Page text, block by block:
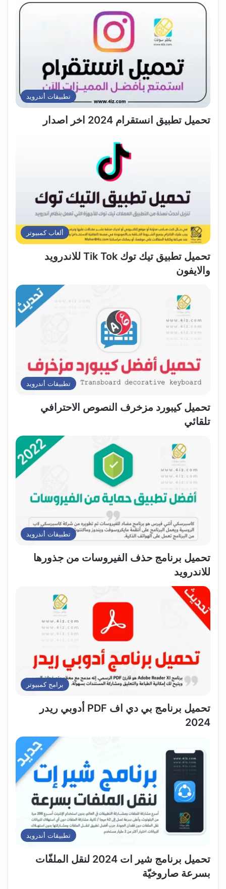
تطبيقات أندرويد
تحميل تطبيق انستقرام 2024 اخر اصدار
ألعاب كمبيوتر
تحميل تطبيق تيك توك Tik Tok للاندرويد
والايفون
تطبيقات أندرويد
تحميل كيبورد مزخرف النصوص الاحترافي
تلقائي
تطبيقات أندرويد
تحميل برنامج حذف الفيروسات من جذورها
للاندرويد
برامج كمبيوتر
تحميل برنامج بي دي اف PDF أدوبي ريدر
2024
تطبيقات أندرويد
تحميل برنامج شير ات 2024 لنقل الملفّات
بسرعة صاروخيّة